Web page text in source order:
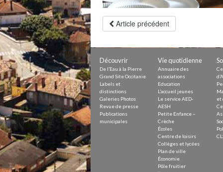
Pôle fruitier
Tourisme
PAM – Pôle d’Attractivité de
Animations du centre-ville
Annuaire des commerces
Démarchage
Urbanisme
Environnement
Déchets
Eau
Prévention des risques
Crues
Article précédent
Découvrir
De l’Eau à la Pierre
Grand Site Occitanie
Labels et
distinctions
Galeries Photos
Revue de presse
Publications
municipales
Vie quotidienne
Annuaire des
associations
Education
L’accueil jeunes
Le service AED-
AESH
Petite Enfance –
Crèche
Écoles
Centre de loisirs
Collèges et lycées
Plan de ville
Économie
Pôle fruitier
et